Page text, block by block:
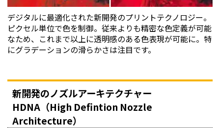
デジタルに最適化された新開発のプリントテクノロジー。
ピクセル単位で色を制御。従来よりも精密な色定義が可能
なため、これまで以上に透明感のある色表現が可能に。特
にグラデーションの滑らかさは注目です。
新開発のノズルアーキテクチャー
HDNA（High Defintion Nozzle
Architecture）